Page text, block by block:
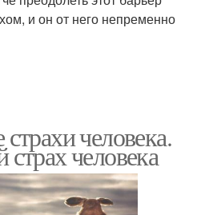
и он от него непременно
человека.
человека